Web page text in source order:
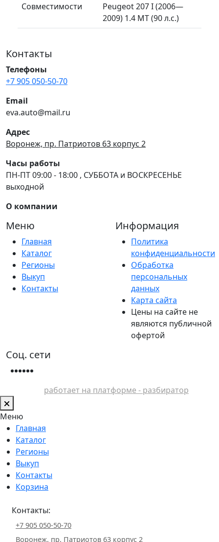
Совместимости
Peugeot 207 I (2006—
2009) 1.4 MT (90 л.с.)
Контакты
Телефоны
+7 905 050-50-70
Email
eva.auto@mail.ru
Адрес
Воронеж, пр. Патриотов 63 корпус 2
Часы работы
ПН-ПТ 09:00 - 18:00 , СУББОТА и ВОСКРЕСЕНЬЕ
выходной
О компании
Меню
Главная
Каталог
Регионы
Выкуп
Контакты
Информация
Политика
конфиденциальности
Обработка
персональных
данных
Карта сайта
Цены на сайте не
являются публичной
офертой
Соц. сети
работает на платформе - разбиратор
Меню
Главная
Каталог
Регионы
Выкуп
Контакты
Корзина
Контакты:
+7 905 050-50-70
Воронеж, пр. Патриотов 63 корпус 2